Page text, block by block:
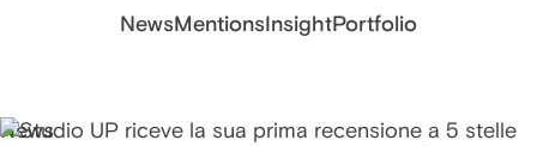
NewsMentionsInsightPortfolio
News